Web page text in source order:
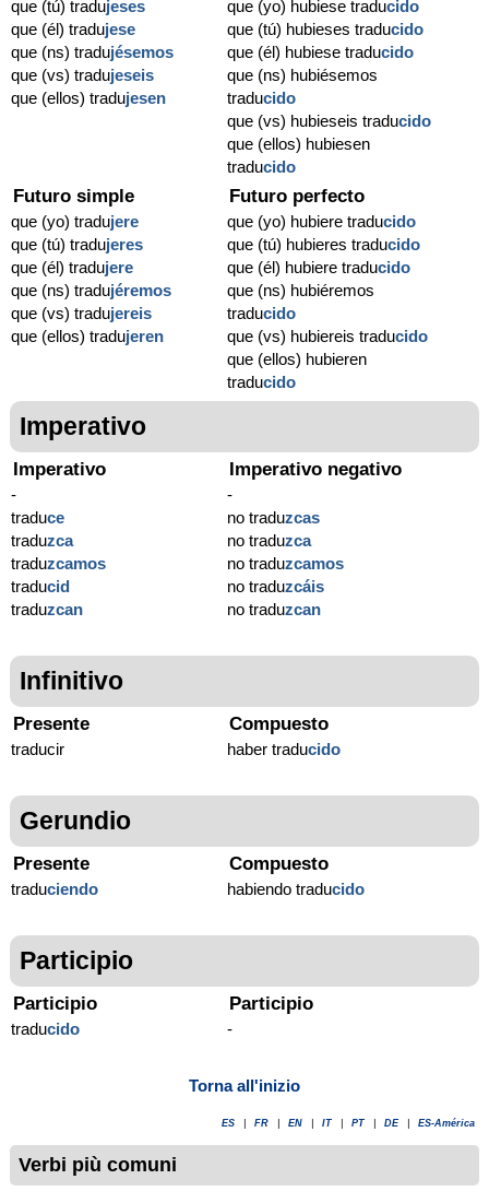
que (tú) tradujeses
que (él) tradujese
que (ns) tradujésemos
que (vs) tradujeseis
que (ellos) tradujesen
que (yo) hubiese traducido
que (tú) hubieses traducido
que (él) hubiese traducido
que (ns) hubiésemos
traducido
que (vs) hubieseis traducido
que (ellos) hubiesen
traducido
Futuro simple
que (yo) tradujere
que (tú) tradujeres
que (él) tradujere
que (ns) tradujéremos
que (vs) tradujereis
que (ellos) tradujeren
Futuro perfecto
que (yo) hubiere traducido
que (tú) hubieres traducido
que (él) hubiere traducido
que (ns) hubiéremos
traducido
que (vs) hubiereis traducido
que (ellos) hubieren
traducido
Imperativo
Imperativo
-
traduce
traduzca
traduzcamos
traducid
traduzcan
Imperativo negativo
-
no traduzcas
no traduzca
no traduzcamos
no traduzcáis
no traduzcan
Infinitivo
Presente
traducir
Compuesto
haber traducido
Gerundio
Presente
traduciendo
Compuesto
habiendo traducido
Participio
Participio
traducido
Participio
-
Torna all'inizio
ES FR EN IT PT DE ES-América
Verbi più comuni